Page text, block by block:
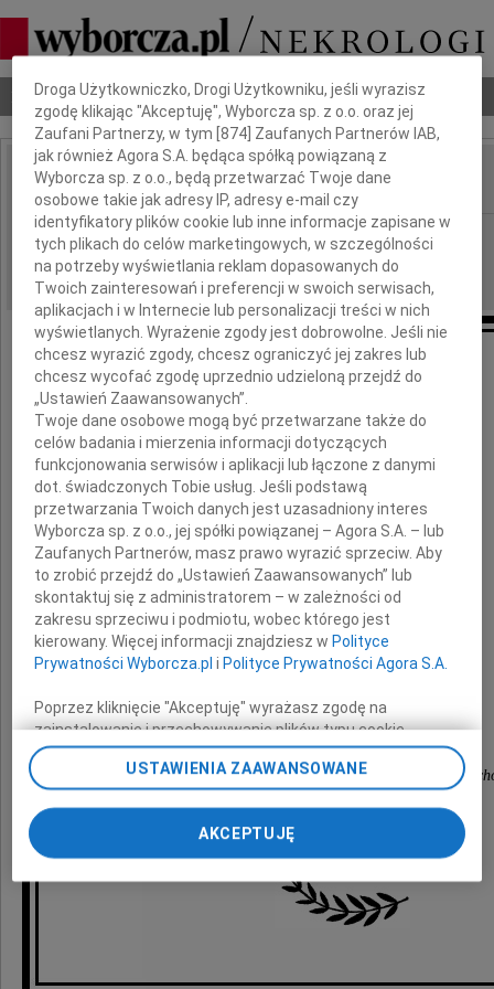
Nekrologi Odeszli Poradnik pogrzebowy
IMIĘ I NAZWISKO:
REGION: Kraków
DATA EMISJI: 10.05.2010
Panu
Pawłowi Nosalowi
wyrazy najgłębszego współczucia
z powodu śmierci
Ojca
koleżanki i koledzy z PTK Centertel Regionu
Dbamy o Twoją prywatność
Droga Użytkowniczko, Drogi Użytkowniku, jeśli wyrazisz
zgodę klikając "Akceptuję", Wyborcza sp. z o.o. oraz jej
Zaufani Partnerzy, w tym [874] Zaufanych Partnerów IAB,
jak również Agora S.A. będąca spółką powiązaną z
Wyborcza sp. z o.o., będą przetwarzać Twoje dane
osobowe takie jak adresy IP, adresy e-mail czy
identyfikatory plików cookie lub inne informacje zapisane w
tych plikach do celów marketingowych, w szczególności
na potrzeby wyświetlania reklam dopasowanych do
Twoich zainteresowań i preferencji w swoich serwisach,
aplikacjach i w Internecie lub personalizacji treści w nich
wyświetlanych. Wyrażenie zgody jest dobrowolne. Jeśli nie
chcesz wyrazić zgody, chcesz ograniczyć jej zakres lub
chcesz wycofać zgodę uprzednio udzieloną przejdź do
„Ustawień Zaawansowanych”.
Twoje dane osobowe mogą być przetwarzane także do
celów badania i mierzenia informacji dotyczących
funkcjonowania serwisów i aplikacji lub łączone z danymi
dot. świadczonych Tobie usług. Jeśli podstawą
przetwarzania Twoich danych jest uzasadniony interes
Wyborcza sp. z o.o., jej spółki powiązanej – Agora S.A. – lub
Zaufanych Partnerów, masz prawo wyrazić sprzeciw. Aby
to zrobić przejdź do „Ustawień Zaawansowanych” lub
skontaktuj się z administratorem – w zależności od
zakresu sprzeciwu i podmiotu, wobec którego jest
kierowany. Więcej informacji znajdziesz wPolityce
Prywatności Wyborcza.pl iPolityce Prywatności Agora S.A.
Poprzez kliknięcie "Akceptuję" wyrażasz zgodę na
zainstalowanie i przechowywanie plików typu cookie
Wyborczej sp. z o. o. jej Zaufanych Partnerów i Agora S.A.
na Twoim urządzeniu końcowym. Możesz też w każdej
chwili zmienić swoje preferencje dot. plików cookie,
ponownie wywołując narzędzie do zarządzania Twoimi
preferencjami dot. przetwarzania danych poprzez
odnośnik „Ustawienia prywatności” w stopce serwisu i
przechodząc do sekcji „Ustawienia zaawansowane”.
Zmiana ustawień plików cookie możliwa jest także za
USTAWIENIA ZAAWANSOWANE
AKCEPTUJĘ